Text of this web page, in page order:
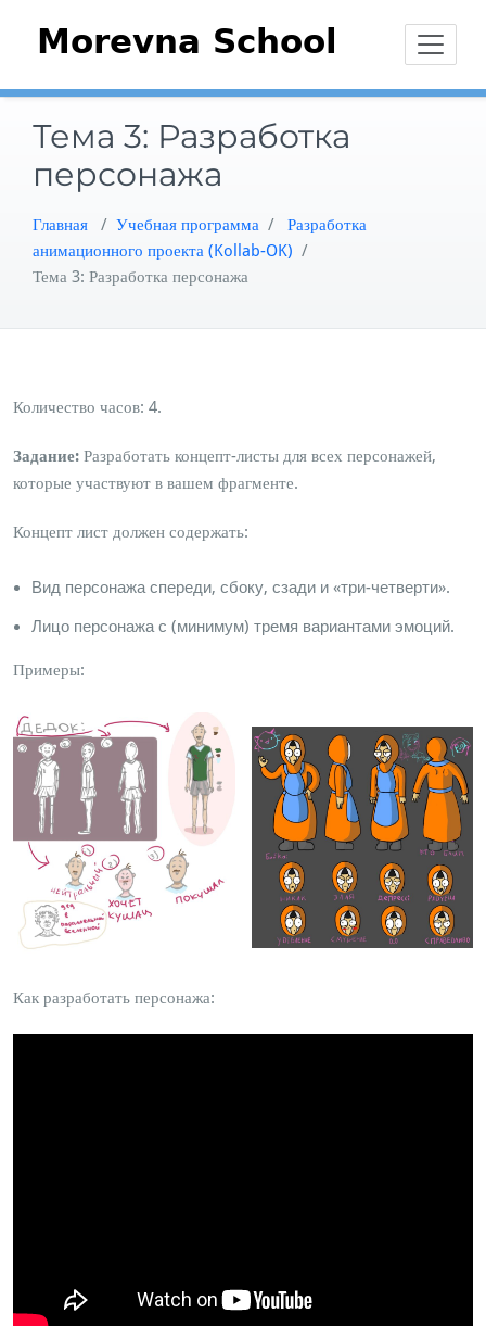
Тема 3: Разработка
персонажа
Главная / Учебная программа / Разработка
анимационного проекта (Kollab-OK) /
Тема 3: Разработка персонажа
Количество часов: 4.
Задание: Разработать концепт-листы для всех персонажей,
которые участвуют в вашем фрагменте.
Концепт лист должен содержать:
Вид персонажа спереди, сбоку, сзади и «три-четверти».
Лицо персонажа с (минимум) тремя вариантами эмоций.
Примеры:
Как разработать персонажа: